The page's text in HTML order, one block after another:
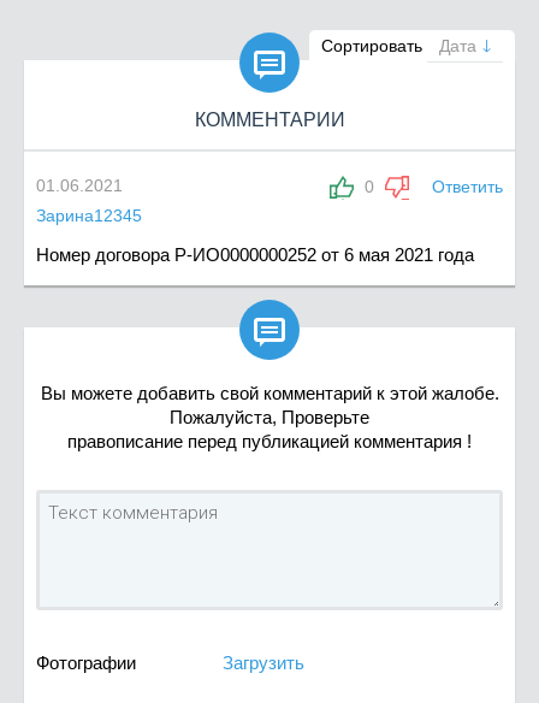
Сортировать Дата

КОММЕНТАРИИ
0 Ответить
01.06.2021
Зарина12345
Номер договора Р-ИО0000000252 от 6 мая 2021 года

Вы можете добавить свой комментарий к этой жалобе.
Пожалуйста, Проверьте
правописание перед публикацией комментария !
Фотографии Загрузить